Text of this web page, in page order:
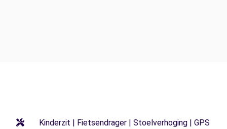
Kinderzit | Fietsendrager | Stoelverhoging | GPS